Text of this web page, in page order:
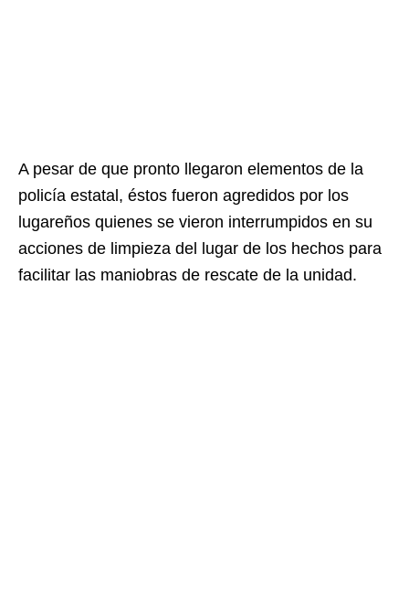
A pesar de que pronto llegaron elementos de la
policía estatal, éstos fueron agredidos por los
lugareños quienes se vieron interrumpidos en su
acciones de limpieza del lugar de los hechos para
facilitar las maniobras de rescate de la unidad.